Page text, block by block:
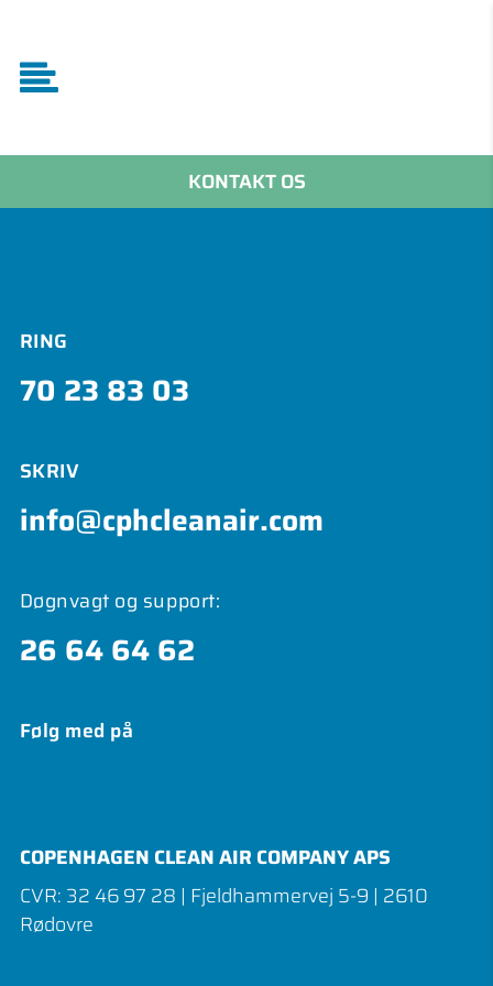
KONTAKT OS
RING
70 23 83 03
SKRIV
info@cphcleanair.com
Døgnvagt og support:
26 64 64 62
Følg med på
COPENHAGEN CLEAN AIR COMPANY APS
CVR: 32 46 97 28 | Fjeldhammervej 5-9 | 2610
Rødovre